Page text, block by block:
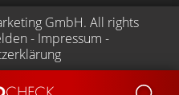
GmbH. All rights
- Impressum -